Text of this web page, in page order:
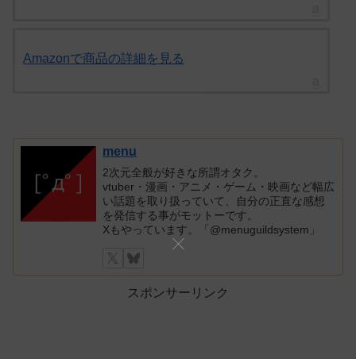
Amazonで商品の詳細を見る
menu
2次元全般が好きな所謂オタク。
vtuber・漫画・アニメ・ゲーム・映画など幅広
い話題を取り扱っていて、自分の正直な感想
を発信する事がモットーです。
Xもやっています。「@menuguildsystem」
スポンサーリンク